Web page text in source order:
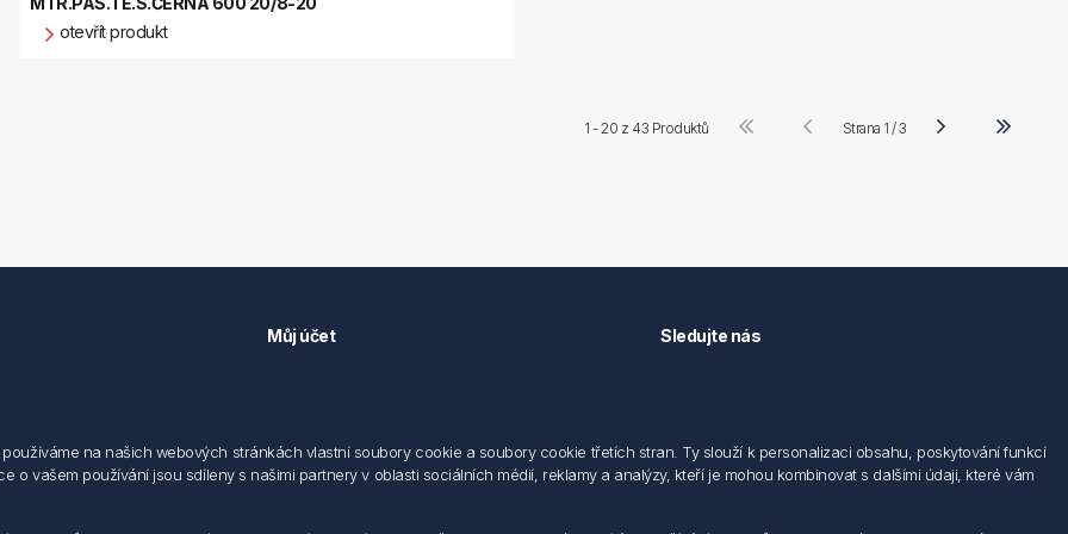
otevřít produkt
1 - 20 z 43 Produktů Strana 1 / 3
elektronických dokumentu
Můj účet Sledujte nás
na našich webových stránkách vlastní soubory cookie a soubory cookie třetích stran. Ty slouží k personalizaci obsahu, poskytování funkcí
vašem používání jsou sdíleny s našimi partnery v oblasti sociálních médií, reklamy a analýzy, kteří je mohou kombinovat s dalšími údaji, které vám